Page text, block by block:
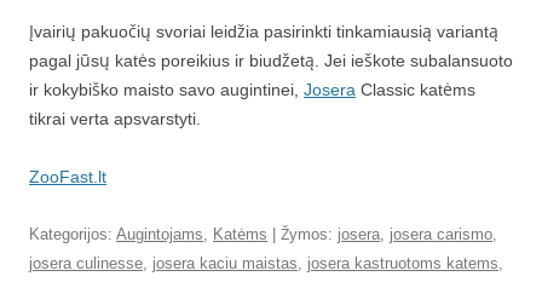
Įvairių pakuočių svoriai leidžia pasirinkti tinkamiausią variantą
pagal jūsų katės poreikius ir biudžetą. Jei ieškote subalansuoto
ir kokybiško maisto savo augintinei, Josera Classic katėms
tikrai verta apsvarstyti.
ZooFast.lt
Kategorijos: Augintojams, Katėms | Žymos: josera, josera carismo,
josera culinesse, josera kaciu maistas, josera kastruotoms katems,